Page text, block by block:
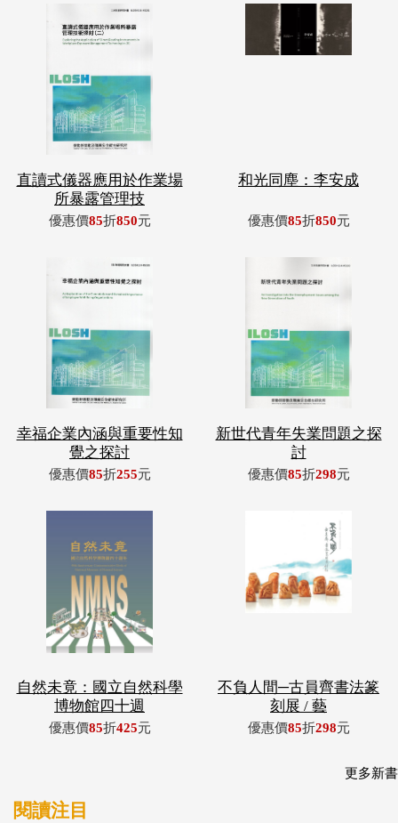
直讀式儀器應用於作業場
所暴露管理技
優惠價85折850元
和光同塵：李安成
優惠價85折850元
幸福企業內涵與重要性知
覺之探討
優惠價85折255元
新世代青年失業問題之探
討
優惠價85折298元
自然未竟：國立自然科學
博物館四十週
優惠價85折425元
不負人間─古員齊書法篆
刻展 / 藝
優惠價85折298元
更多新書
閱讀注目